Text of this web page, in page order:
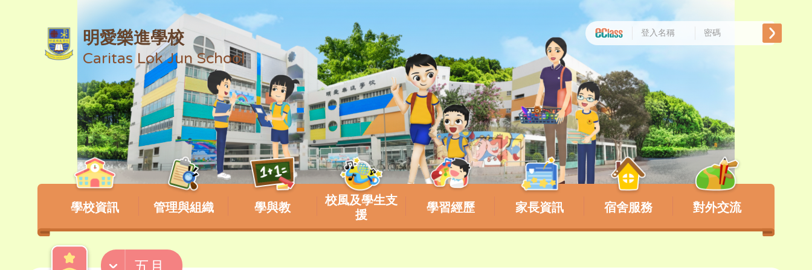
明愛樂進學校
Caritas Lok Jun School
學校資訊 管理與組織 學與教
校風及學生支
援
學習經歷 家長資訊 宿舍服務 對外交流